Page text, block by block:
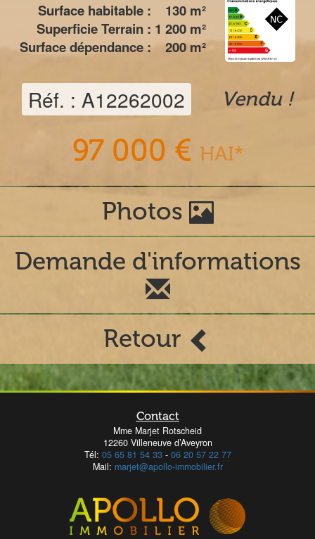
Surface habitable : 130 m²
Superficie Terrain : 1 200 m²
Surface dépendance :
200 m²
Réf. : A12262002 Vendu !
97 000 € HAI*
Photos
Demande d'informations
Retour
Contact
Mme Marjet Rotscheid
12260 Villeneuve d’Aveyron
Tél: 05 65 81 54 33- 06 20 57 22 77
Mail: marjet@apollo-immobilier.fr